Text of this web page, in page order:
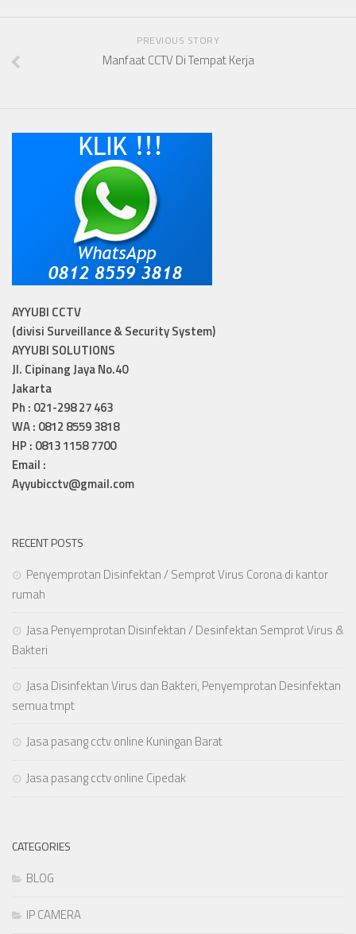
PREVIOUS STORY
Manfaat CCTV Di Tempat Kerja
AYYUBI CCTV
(divisi Surveillance & Security System)
AYYUBI SOLUTIONS
Jl. Cipinang Jaya No.40
Jakarta
Ph : 021-298 27 463
WA : 0812 8559 3818
HP : 0813 1158 7700
Email :
Ayyubicctv@gmail.com
RECENT POSTS
Penyemprotan Disinfektan / Semprot Virus Corona di kantor
rumah
Jasa Penyemprotan Disinfektan / Desinfektan Semprot Virus &
Bakteri
Jasa Disinfektan Virus dan Bakteri, Penyemprotan Desinfektan
semua tmpt
Jasa pasang cctv online Kuningan Barat
Jasa pasang cctv online Cipedak
CATEGORIES
BLOG
IP CAMERA